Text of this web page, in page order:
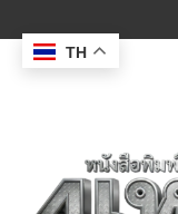
to
content
TH